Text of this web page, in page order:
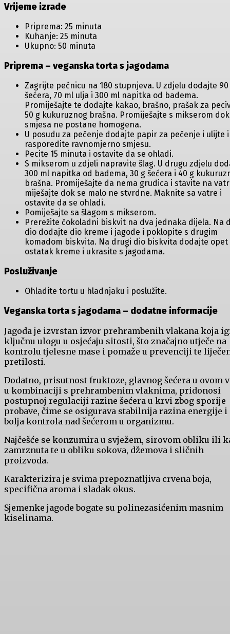
Vrijeme izrade
Priprema: 25 minuta
Kuhanje: 25 minuta
Ukupno: 50 minuta
Priprema – veganska torta s jagodama
Zagrijte pećnicu na 180 stupnjeva. U zdjelu dodajte 90
šećera, 70 ml ulja i 300 ml napitka od badema.
Promiješajte te dodajte kakao, brašno, prašak za
50 g kukuruznog brašna. Promiješajte s mikserom dok
smjesa ne postane homogena.
U posudu za pečenje dodajte papir za pečenje i ulijte i
rasporedite ravnomjerno smjesu.
Pecite 15 minuta i ostavite da se ohladi.
S mikserom u zdjeli napravite šlag. U drugu zdjelu
300 ml napitka od badema, 30 g šećera i 40 g
brašna. Promiješajte da nema grudica i stavite na
miješajte dok se malo ne stvrdne. Maknite sa vatre i
ostavite da se ohladi.
Pomiješajte sa šlagom s mikserom.
Prerežite čokoladni biskvit na dva jednaka dijela. Na
dio dodajte dio kreme i jagode i poklopite s drugim
komadom biskvita. Na drugi dio biskvita dodajte opet
ostatak kreme i ukrasite s jagodama.
Posluživanje
Ohladite tortu u hladnjaku i poslužite.
Veganska torta s jagodama – dodatne informacije
Jagoda je izvrstan izvor prehrambenih vlakana koja
ključnu ulogu u osjećaju sitosti, što značajno utječe na
kontrolu tjelesne mase i pomaže u prevenciji te
pretilosti.
Dodatno, prisutnost fruktoze, glavnog šećera u ovom
u kombinaciji s prehrambenim vlaknima, pridonosi
postupnoj regulaciji razine šećera u krvi zbog sporije
probave, čime se osigurava stabilnija razina energije i
bolja kontrola nad šećerom u organizmu.
Najčešće se konzumira u svježem, sirovom obliku ili
zamrznuta te u obliku sokova, džemova i sličnih
proizvoda.
Karakterizira je svima prepoznatljiva crvena boja,
specifična aroma i sladak okus.
Sjemenke jagode bogate su polinezasićenim masnim
kiselinama.